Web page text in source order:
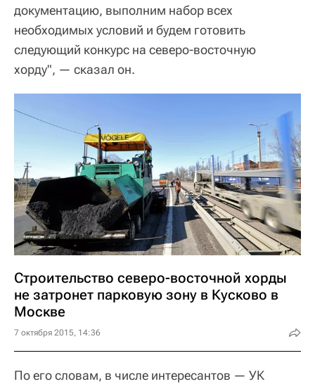
документацию, выполним набор всех
необходимых условий и будем готовить
следующий конкурс на северо-восточную
хорду", — сказал он.
Строительство северо-восточной хорды
не затронет парковую зону в Кусково в
Москве
7 октября 2015, 14:36
По его словам, в числе интересантов — УК